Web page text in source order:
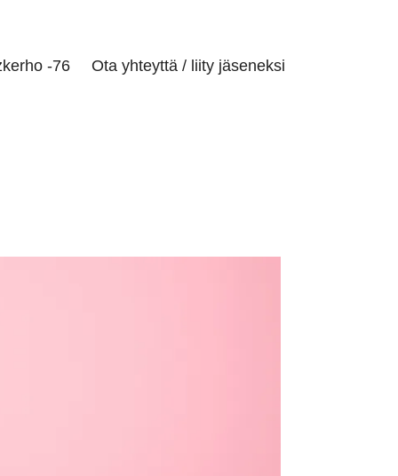
-76 Ota yhteyttä / liity jäseneksi